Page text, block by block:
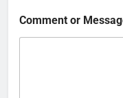
Comment or